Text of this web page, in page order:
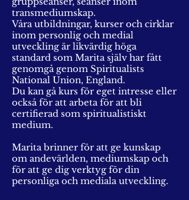
transmediumskap.
Våra utbildningar, kurser och cirklar
inom personlig och medial
utveckling är likvärdig höga
standard som Marita själv har fått
genomgå genom Spiritualists
National Union, England.
Du kan gå kurs för eget intresse eller
också för att arbeta för att bli
certifierad som spiritualistiskt
medium.
Marita brinner för att ge kunskap
om andevärlden, mediumskap och
för att ge dig verktyg för din
personliga och mediala utveckling.